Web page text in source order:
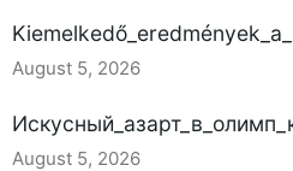
August 5, 2026
August 5, 2026